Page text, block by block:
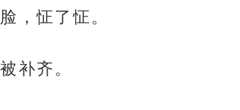
，怔了怔。
补齐。